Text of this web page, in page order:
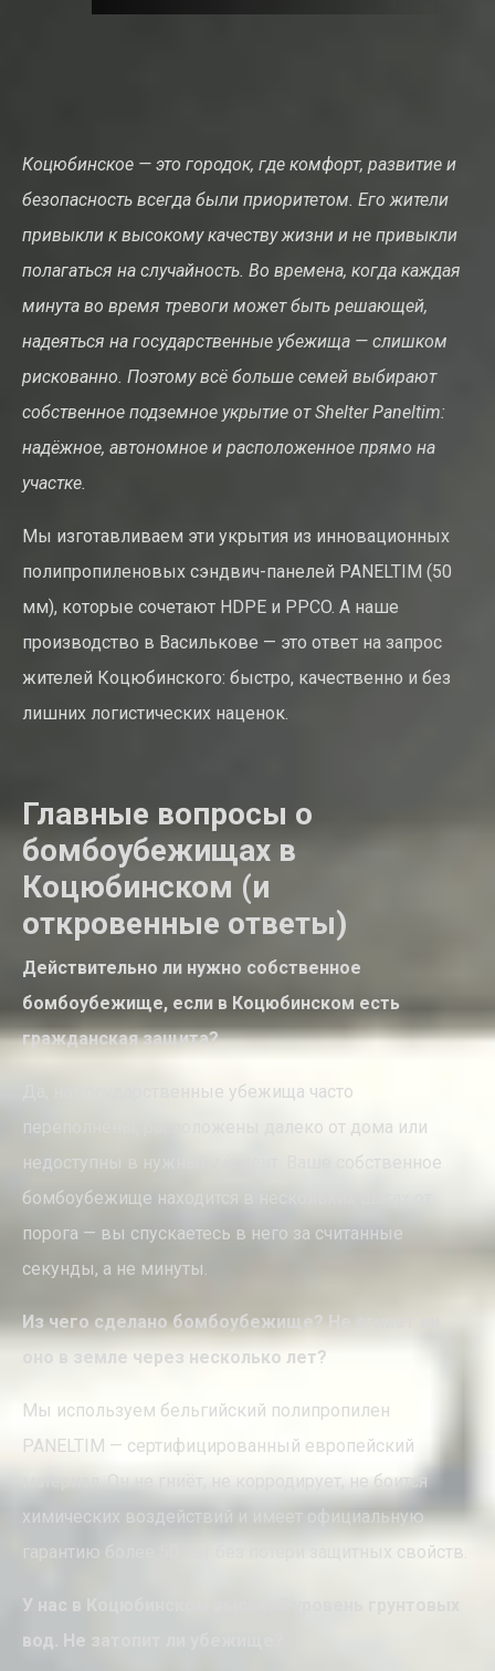
Коцюбинское — это городок, где комфорт, развитие и
безопасность всегда были приоритетом. Его жители
привыкли к высокому качеству жизни и не привыкли
полагаться на случайность. Во времена, когда каждая
минута во время тревоги может быть решающей,
надеяться на государственные убежища — слишком
рискованно. Поэтому всё больше семей выбирают
собственное подземное укрытие от Shelter Paneltim:
надёжное, автономное и расположенное прямо на
участке.
Мы изготавливаем эти укрытия из инновационных
полипропиленовых сэндвич-панелей PANELTIM (50
мм), которые сочетают HDPE и PPCO. А наше
производство в Василькове — это ответ на запрос
жителей Коцюбинского: быстро, качественно и без
лишних логистических наценок.
Главные вопросы о
бомбоубежищах в
Коцюбинском (и
откровенные ответы)
Действительно ли нужно собственное
бомбоубежище, если в Коцюбинском есть
гражданская защита?
Да, но государственные убежища часто
переполнены, расположены далеко от дома или
недоступны в нужный момент. Ваше собственное
бомбоубежище находится в нескольких шагах от
порога — вы спускаетесь в него за считанные
секунды, а не минуты.
Из чего сделано бомбоубежище? Не сгниёт ли
оно в земле через несколько лет?
Мы используем бельгийский полипропилен
PANELTIM — сертифицированный европейский
материал. Он не гниёт, не корродирует, не боится
химических воздействий и имеет официальную
гарантию более 50 лет без потери защитных свойств.
У нас в Коцюбинском высокий уровень грунтовых
вод. Не затопит ли убежище?